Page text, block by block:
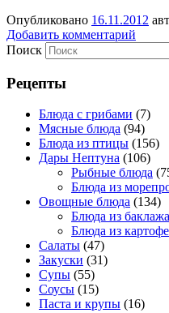
Опубликовано 16.11.2012
Добавить комментарий
Поиск
Рецепты
Блюда с грибами (7)
Мясные блюда (94)
Блюда из птицы (156)
Дары Нептуна (106)
Рыбные блюда
Блюда из
Овощные блюда (134)
Блюда из
Блюда из
Салаты (47)
Закуски (31)
Супы (55)
Соусы (15)
Паста и крупы (16)